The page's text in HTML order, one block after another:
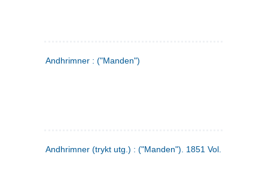
Andhrimner : ("Manden")
Andhrimner (trykt utg.) : ("Manden"). 1851 Vol. 2 Nr. 1